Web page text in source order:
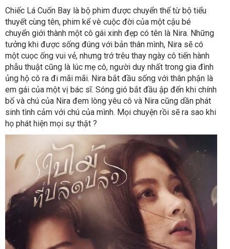
Chiếc Lá Cuốn Bay là bộ phim được chuyển thể từ bộ tiểu
thuyết cùng tên, phim kể vè cuộc đời của một cậu bé
chuyển giới thành một cô gái xinh đẹp có tên là Nira. Những
tưởng khi được sống đúng với bản thân mình, Nira sẽ có
một cuọc ống vui vẻ, nhưng trớ trêu thay ngày cô tiến hành
phẫu thuật cũng là lúc mẹ cô, người duy nhất trong gia đình
ủng hộ cô ra đi mãi mãi. Nira bắt đầu sống với thân phận là
em gái của một vị bác sĩ. Sóng gió bắt đầu ập đến khi chính
bố và chú của Nira đem lòng yêu cô và Nira cũng dần phát
sinh tình cảm với chú của mình. Mọi chuyện rồi sẽ ra sao khi
họ phát hiện mọi sự thật ?